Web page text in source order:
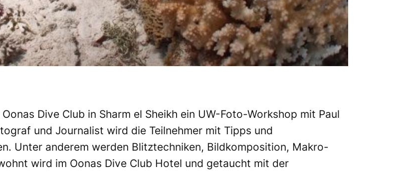
Dive Club in Sharm el Sheikh ein UW-Foto-Workshop mit Paul
und Journalist wird die Teilnehmer mit Tipps und
Unter anderem werden Blitztechniken, Bildkomposition, Makro-
wird im Oonas Dive Club Hotel und getaucht mit der